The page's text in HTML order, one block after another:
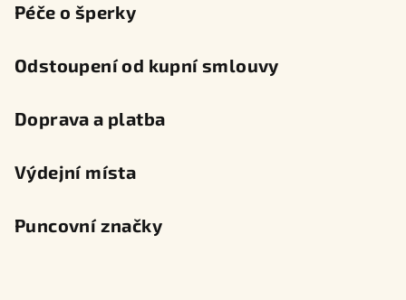
Péče o šperky
Odstoupení od kupní smlouvy
Doprava a platba
Výdejní místa
Puncovní značky